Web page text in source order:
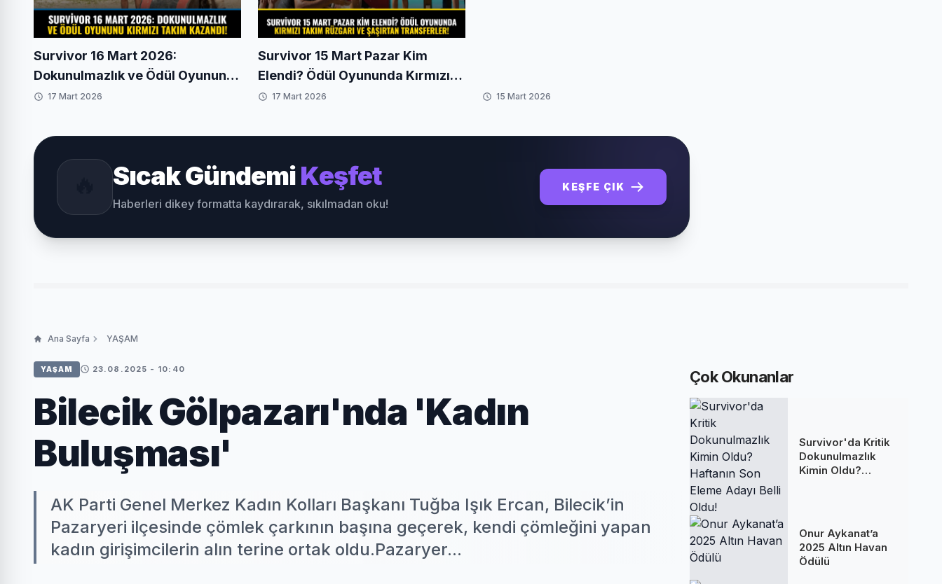
Survivor 16 Mart 2026:
Dokunulmazlık ve Ödül Oyununu
Kırmızı Takım Kazandı! Eleme
17 Mart 2026
Survivor 15 Mart Pazar Kim
Elendi? Ödül Oyununda Kırmızı
Takım Rüzgarı ve Şaşırtan
17 Mart 2026 15 Mart 2026
Sıcak GündemiKeşfet
Haberleri dikey formatta kaydırarak, sıkılmadan oku!
KEŞFE ÇIK
Ana Sayfa YAŞAM
YAŞAM 23.08.2025 - 10:40
Bilecik Gölpazarı'nda 'Kadın
Buluşması'
AK Parti Genel Merkez Kadın Kolları Başkanı Tuğba Işık Ercan, Bilecik’in
Pazaryeri ilçesinde çömlek çarkının başına geçerek, kendi çömleğini yapan
kadın girişimcilerin alın terine ortak oldu.Pazaryer...
Çok Okunanlar
Survivor'da Kritik
Dokunulmazlık
Kimin Oldu?
Onur Aykanat’a
2025 Altın Havan
Ödülü